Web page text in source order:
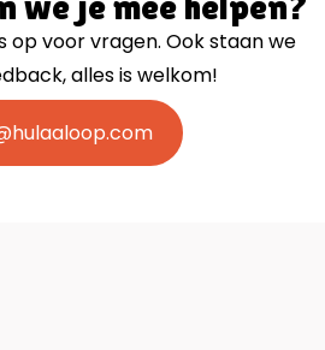
voor vragen. Ook staan we
alles is welkom!